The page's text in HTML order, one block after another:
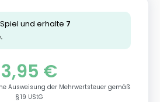
und erhalte 7
3,95 €
Ausweisung der Mehrwertsteuer gemäß
§ 19 UStG